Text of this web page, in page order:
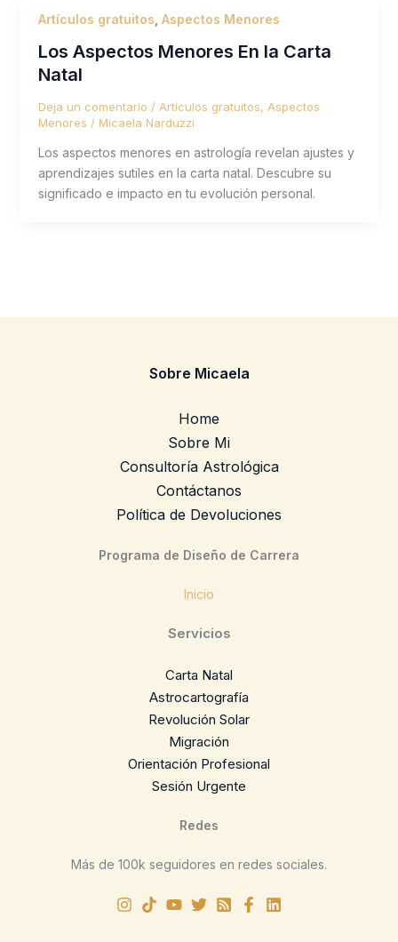
Artículos gratuitos, Aspectos Menores
Los Aspectos Menores En la Carta
Natal
Deja un comentario / Artículos gratuitos, Aspectos
Menores / Micaela Narduzzi
Los aspectos menores en astrología revelan ajustes y
aprendizajes sutiles en la carta natal. Descubre su
significado e impacto en tu evolución personal.
Sobre Micaela
Home
Sobre Mi
Consultoría Astrológica
Contáctanos
Política de Devoluciones
Programa de Diseño de Carrera
Inicio
Servicios
Carta Natal
Astrocartografía
Revolución Solar
Migración
Orientación Profesional
Sesión Urgente
Redes
Más de 100k seguidores en redes sociales.